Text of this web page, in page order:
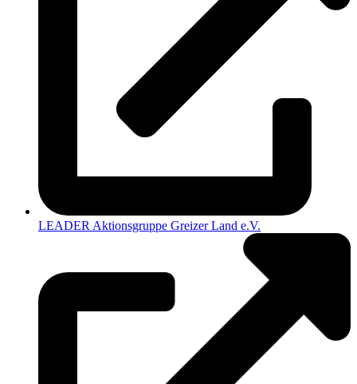
LEADER Aktionsgruppe Greizer Land e.V.